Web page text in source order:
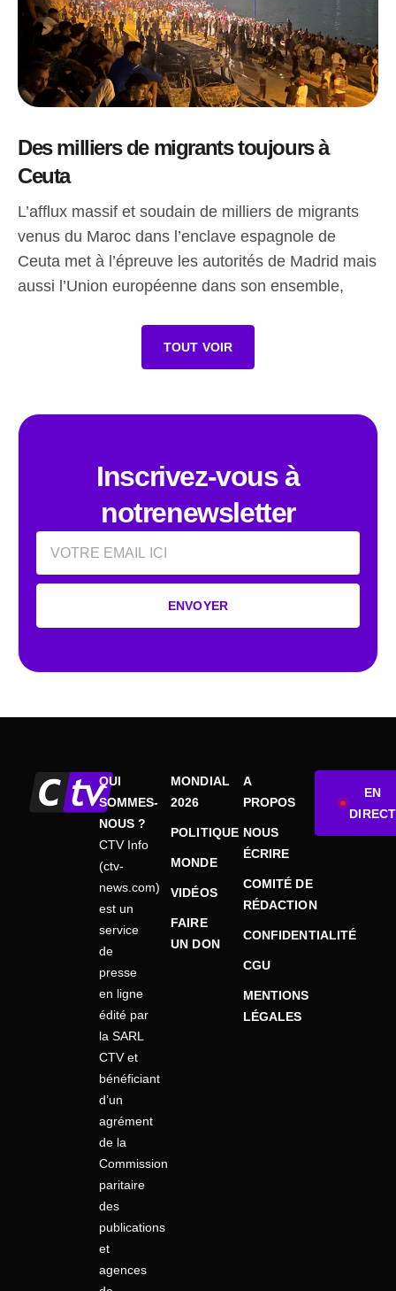
Des milliers de migrants toujours à
Ceuta
L’afflux massif et soudain de milliers de migrants
venus du Maroc dans l’enclave espagnole de
Ceuta met à l’épreuve les autorités de Madrid mais
aussi l’Union européenne dans son ensemble,
TOUT VOIR
Inscrivez-vous à
notrenewsletter
Email
ENVOYER
QUI
SOMMES-
NOUS ?
CTV Info
(ctv-
news.com)
est un
service
de
presse
en ligne
édité par
la SARL
CTV et
bénéficiant
d’un
agrément
de la
Commission
paritaire
des
publications
et
agences
MONDIAL
2026
POLITIQUE
MONDE
VIDÉOS
FAIRE
UN DON
A
PROPOS
NOUS
ÉCRIRE
COMITÉ DE
RÉDACTION
CONFIDENTIALITÉ
CGU
MENTIONS
LÉGALES
EN
DIRECT